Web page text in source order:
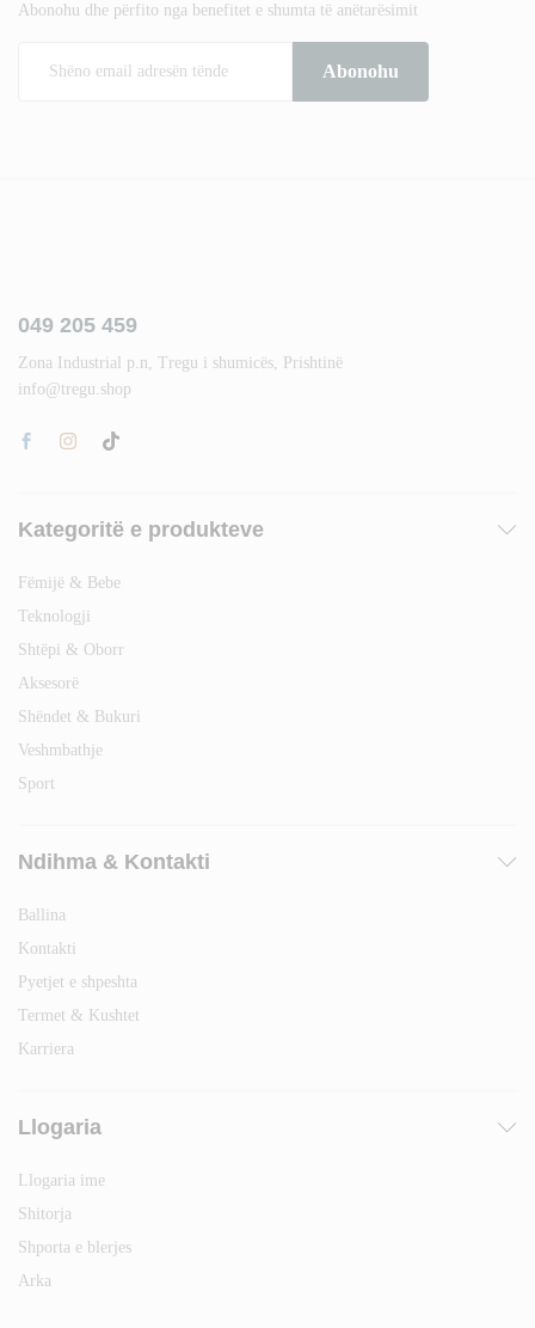
Abonohu dhe përfito nga benefitet e shumta të anëtarësimit
049 205 459
Zona Industrial p.n, Tregu i shumicës, Prishtinë
info@tregu.shop
Kategoritë e produkteve
Fëmijë & Bebe
Teknologji
Shtëpi & Oborr
Aksesorë
Shëndet & Bukuri
Veshmbathje
Sport
Ndihma & Kontakti
Ballina
Kontakti
Pyetjet e shpeshta
Termet & Kushtet
Karriera
Llogaria
Llogaria ime
Shitorja
Shporta e blerjes
Arka